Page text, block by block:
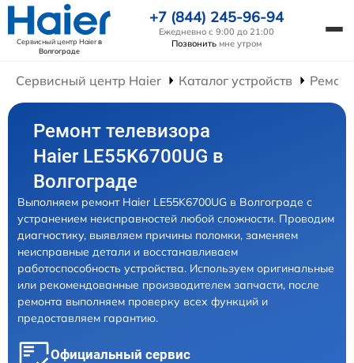
Сервисный центр Haierв
Волгограде
+7 (844) 245-96-94
Ежедневно с 9:00 до 21:00
Позвонить мне утром
Сервисный центр Haier Каталог устройств
Ремонт телевизора
Haier LE55K6700UG в
Волгограде
Выполняем ремонт Haier LE55K6700UG в Волгограде с
устранением неисправностей любой сложности. Проводим
диагностику, выявляем причины поломки, заменяем
неисправные детали и восстанавливаем
работоспособность устройства. Используем оригинальные
или рекомендованные производителем запчасти, после
ремонта выполняем проверку всех функций и
предоставляем гарантию.
Официальный сервис